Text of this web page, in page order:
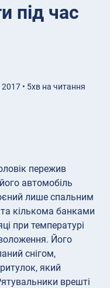
під час
• 5хв на читання
пережив
автомобіль
лише спальним
кількома банками
при температурі
Його
снігом,
який
врешті